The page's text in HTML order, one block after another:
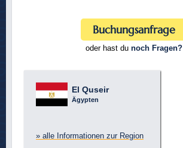
El Quseir
Ägypten
» alle Informationen zur Region
Buchungsanfrage
oder hast du noch Fragen?